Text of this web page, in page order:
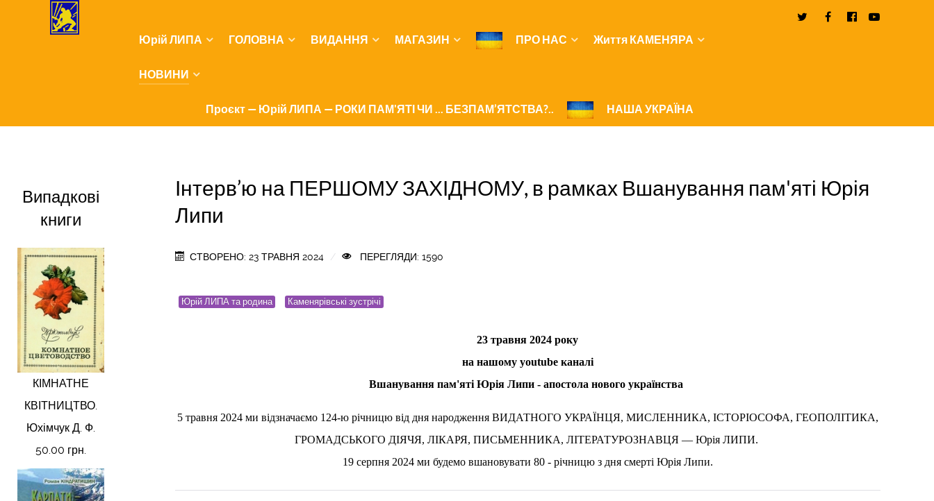
Юрій ЛИПА ГОЛОВНА ВИДАННЯ МАГАЗИН ПРО НАС Життя КАМЕНЯРА
НОВИНИ
Проєкт — Юрій ЛИПА — РОКИ ПАМ'ЯТІ ЧИ ... БЕЗПАМ’ЯТСТВА?.. НАША УКРАЇНА
Випадкові
книги
КІМНАТНЕ
КВІТНИЦТВО.
Юхімчук Д. Ф.
50.00 грн.
Інтерв’ю на ПЕРШОМУ ЗАХІДНОМУ, в рамках Вшанування пам'яті Юрія
Липи
СТВОРЕНО: 23 ТРАВНЯ 2024 ПЕРЕГЛЯДИ: 1590
Юрій ЛИПА та родина Каменярівські зустрічі
23 травня 2024 року
на нашому youtube каналі
Вшанування пам'яті Юрія Липи - апостола нового українства
5 травня 2024 ми відзначаємо 124-ю річницю від дня народження ВИДАТНОГО УКРАЇНЦЯ, МИСЛЕННИКА, ІСТОРІОСОФА, ГЕОПОЛІТИКА,
ГРОМАДСЬКОГО ДІЯЧЯ, ЛІКАРЯ, ПИСЬМЕННИКА, ЛІТЕРАТУРОЗНАВЦЯ — Юрія ЛИПИ.
19 серпня 2024 ми будемо вшановувати 80 - річницю з дня смерті Юрія Липи.